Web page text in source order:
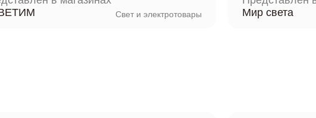
Свет и электротовары
Мир света